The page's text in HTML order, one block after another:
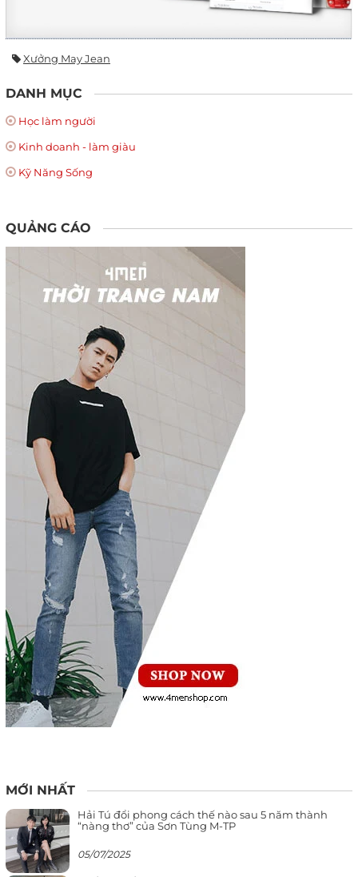
Xưởng May Jean
DANH MỤC
Học làm người
Kinh doanh - làm giàu
Kỹ Năng Sống
QUẢNG CÁO
MỚI NHẤT
Hải Tú đổi phong cách thế nào sau 5 năm thành
“nàng thơ” của Sơn Tùng M-TP
05/07/2025